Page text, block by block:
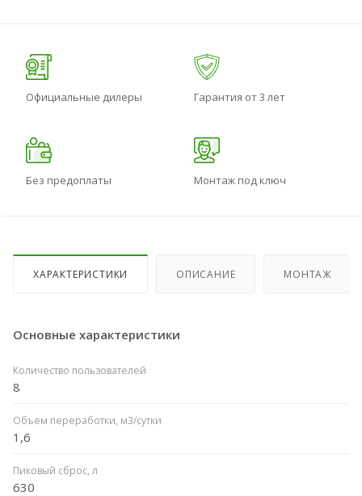
Официальные дилеры Гарантия от 3 лет
Без предоплаты Монтаж под ключ
ХАРАКТЕРИСТИКИ ОПИСАНИЕ МОНТАЖ
Основные характеристики
Количество пользователей
8
Объем переработки, м3/сутки
1,6
Пиковый сброс, л
630